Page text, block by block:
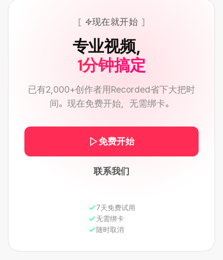
现在就开始
专业视频，
1分钟搞定
已有2,000+创作者用Recorded省下大把时
间。现在免费开始，无需绑卡。
免费开始
联系我们
7天免费试用
无需绑卡
随时取消